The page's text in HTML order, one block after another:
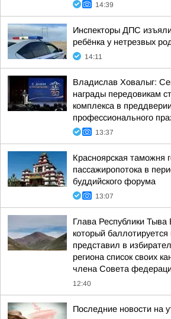
14:39
Инспекторы ДПС
ребёнка у нетрезвых
14:11
Владислав Ховалыг:
награды передовикам
комплекса в
профессионального
13:37
Красноярская таможня
пассажиропотока в
буддийского форума
13:07
Глава Республики
который баллотируется
представил в
региона список своих
члена Совета
12:40
Последние новости на